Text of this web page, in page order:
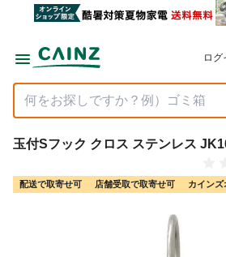
ロ
玉付Sフック クロス ステンレス
配送で取寄せ可 店舗受取で取寄せ可 カイン